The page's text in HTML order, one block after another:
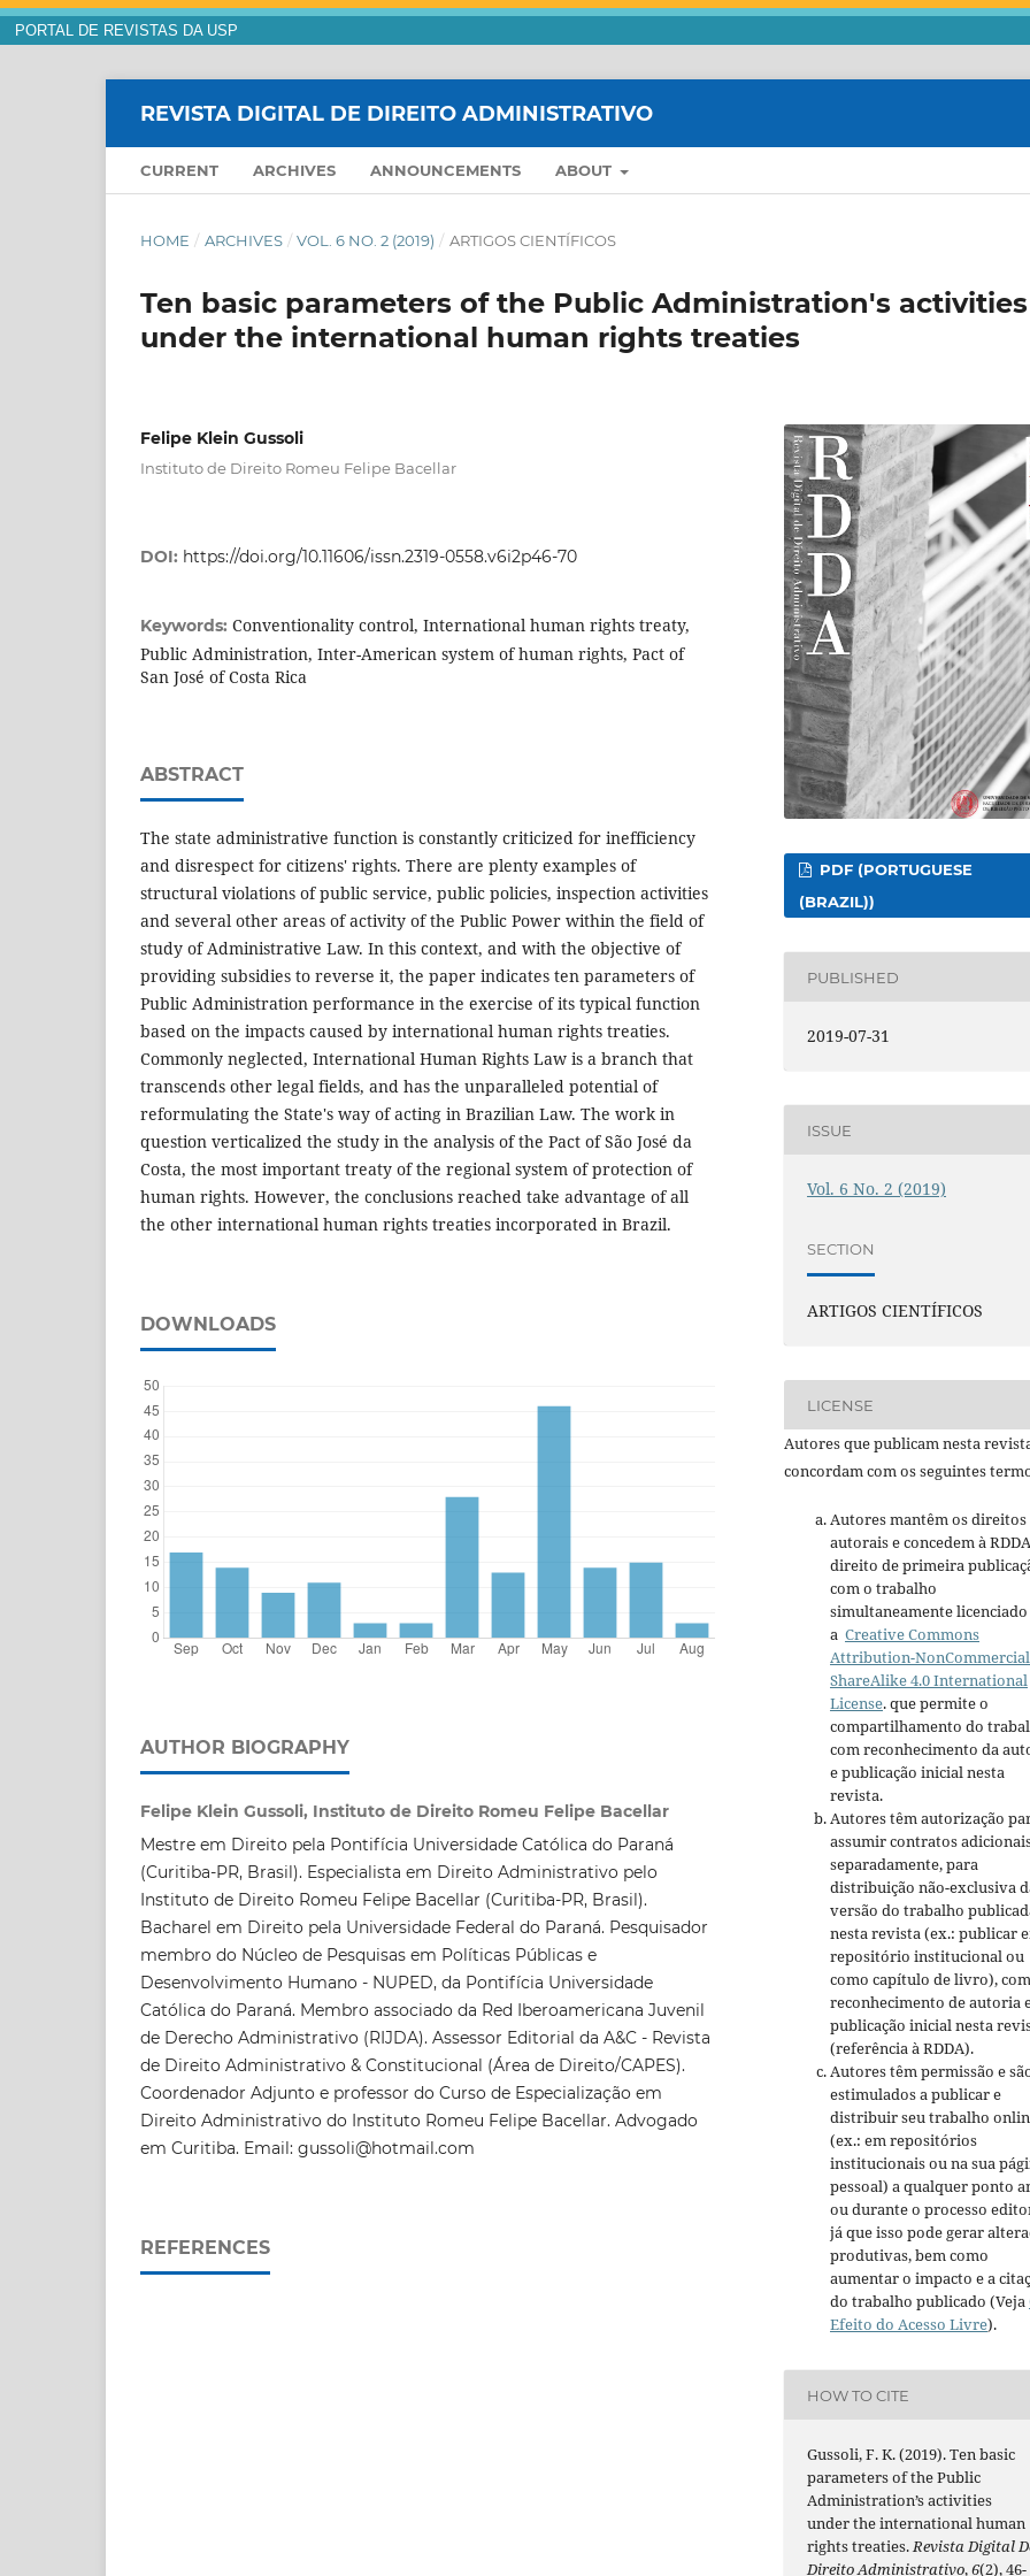
PORTAL DE REVISTAS DA USP
REVISTA DIGITAL DE DIREITO ADMINISTRATIVO
CURRENT ARCHIVES ANNOUNCEMENTS ABOUT
HOME / ARCHIVES / VOL. 6 NO. 2 (2019) / ARTIGOS CIENTÍFICOS
Ten basic parameters of the Public Administration's activities
under the international human rights treaties
Felipe Klein Gussoli
Instituto de Direito Romeu Felipe Bacellar
DOI: https://doi.org/10.11606/issn.2319-0558.v6i2p46-70
Keywords: Conventionality control, International human rights treaty,
Public Administration, Inter-American system of human rights, Pact of
San José of Costa Rica
ABSTRACT
The state administrative function is constantly criticized for inefficiency
and disrespect for citizens' rights. There are plenty examples of
structural violations of public service, public policies, inspection activities
and several other areas of activity of the Public Power within the field of
study of Administrative Law. In this context, and with the objective of
providing subsidies to reverse it, the paper indicates ten parameters of
Public Administration performance in the exercise of its typical function
based on the impacts caused by international human rights treaties.
Commonly neglected, International Human Rights Law is a branch that
transcends other legal fields, and has the unparalleled potential of
reformulating the State's way of acting in Brazilian Law. The work in
question verticalized the study in the analysis of the Pact of São José da
Costa, the most important treaty of the regional system of protection of
human rights. However, the conclusions reached take advantage of all
the other international human rights treaties incorporated in Brazil.
DOWNLOADS
AUTHOR BIOGRAPHY
Felipe Klein Gussoli, Instituto de Direito Romeu Felipe Bacellar
Mestre em Direito pela Pontifícia Universidade Católica do Paraná
(Curitiba-PR, Brasil). Especialista em Direito Administrativo pelo
Instituto de Direito Romeu Felipe Bacellar (Curitiba-PR, Brasil).
Bacharel em Direito pela Universidade Federal do Paraná. Pesquisador
membro do Núcleo de Pesquisas em Políticas Públicas e
Desenvolvimento Humano - NUPED, da Pontifícia Universidade
Católica do Paraná. Membro associado da Red Iberoamericana Juvenil
de Derecho Administrativo (RIJDA). Assessor Editorial da A&C - Revista
de Direito Administrativo & Constitucional (Área de Direito/CAPES).
Coordenador Adjunto e professor do Curso de Especialização em
Direito Administrativo do Instituto Romeu Felipe Bacellar. Advogado
em Curitiba. Email: gussoli@hotmail.com
REFERENCES
PDF (PORTUGUESE
(BRAZIL))
PUBLISHED
2019-07-31
ISSUE
Vol. 6 No. 2 (2019)
SECTION
ARTIGOS CIENTÍFICOS
LICENSE
Autores que publicam nesta
concordam com os seguintes
Autores mantêm os direitos
autorais e concedem à
direito de primeira
com o trabalho
simultaneamente
a Creative Commons
Attribution-
ShareAlike 4.0 International
License. que permite o
compartilhamento do
com reconhecimento da
e publicação inicial nesta
revista.
Autores têm autorização
assumir contratos
separadamente, para
distribuição não-exclusiva
versão do trabalho
nesta revista (ex.: publicar
repositório institucional ou
como capítulo de livro), com
reconhecimento de autoria
publicação inicial nesta
(referência à RDDA).
Autores têm permissão e
estimulados a publicar e
distribuir seu trabalho
(ex.: em repositórios
institucionais ou na sua
pessoal) a qualquer ponto
ou durante o processo
já que isso pode gerar
produtivas, bem como
aumentar o impacto e a
do trabalho publicado (Veja
Efeito do Acesso Livre).
HOW TO CITE
Gussoli, F. K. (2019). Ten basic
parameters of the Public
Administration’s activities
under the international human
rights treaties.Revista Digital
Direito Administrativo,6(2), 46-